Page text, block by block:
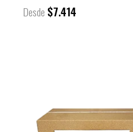
Desde $7.414